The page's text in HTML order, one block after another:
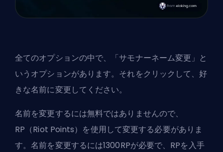
全てのオプションの中で、「サモナーネーム変更」と
いうオプションがあります。それをクリックして、好
きな名前に変更してください。
名前を変更するには無料ではありませんので、
RP（Riot Points）を使用して変更する必要がありま
す。名前を変更するには1300RPが必要で、RPを入手